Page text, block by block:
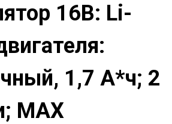
16В: Li-
1,7 А*ч; 2
МАХ